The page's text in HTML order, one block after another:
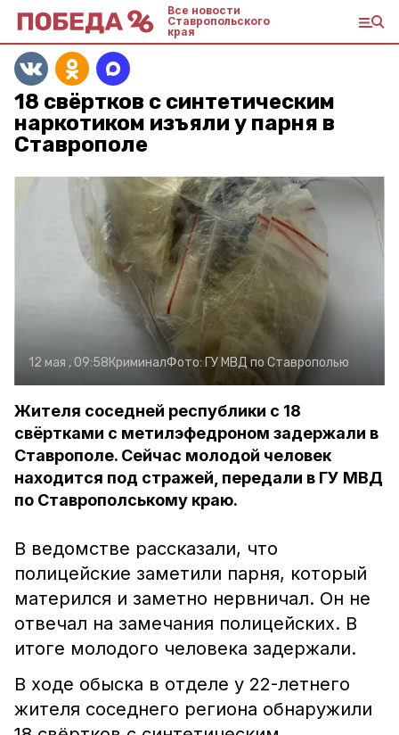
Все новости
Ставропольского
края
18 свёртков с синтетическим
наркотиком изъяли у парня в
Ставрополе
12 мая , 09:58КриминалФото: ГУ МВД по Ставрополью
Жителя соседней республики с 18
свёртками с метилэфедроном задержали в
Ставрополе. Сейчас молодой человек
находится под стражей, передали в ГУ МВД
по Ставрополському краю.
В ведомстве рассказали, что
полицейские заметили парня, который
матерился и заметно нервничал. Он не
отвечал на замечания полицейских. В
итоге молодого человека задержали.
В ходе обыска в отделе у 22-летнего
жителя соседнего региона обнаружили